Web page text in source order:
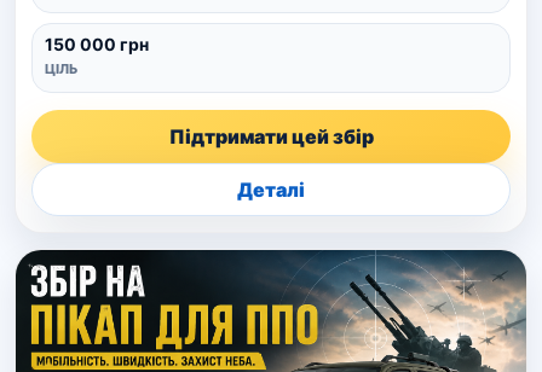
150 000 грн
ЦІЛЬ
Підтримати цей збір
Деталі